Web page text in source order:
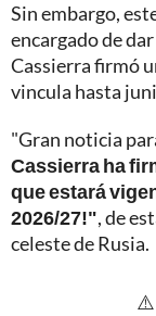
Sin embargo,
encargado de
Cassierra firmó
vincula hasta
"Gran noticia
Cassierra ha
que estará
2026/27!", de
celeste de Rusia.
⚠️